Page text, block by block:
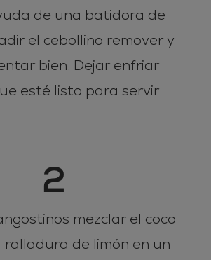
de una batidora de
el cebollino remover y
bien. Dejar enfriar
esté listo para servir.
2
mezclar el coco
ralladura de limón en un